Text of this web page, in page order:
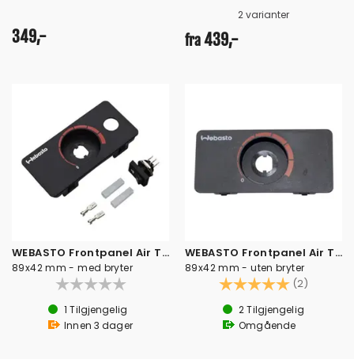
349,-
2 varianter
fra439,-
WEBASTO Frontpanel Air Top ST
89x42 mm - med bryter
1 Tilgjengelig
Innen 3 dager
WEBASTO Frontpanel Air Top ST
89x42 mm - uten bryter
Karakter: (2)
2Tilgjengelig
Omgående